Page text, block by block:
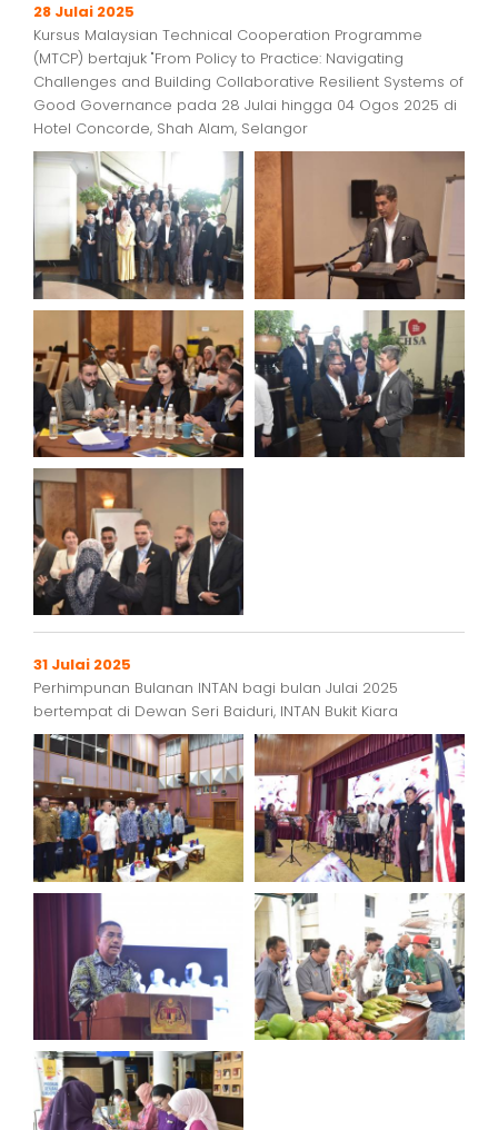
28 Julai 2025
Kursus Malaysian Technical Cooperation Programme
(MTCP) bertajuk "From Policy to Practice: Navigating
Challenges and Building Collaborative Resilient Systems of
Good Governance pada 28 Julai hingga 04 Ogos 2025 di
Hotel Concorde, Shah Alam, Selangor
31 Julai 2025
Perhimpunan Bulanan INTAN bagi bulan Julai 2025
bertempat di Dewan Seri Baiduri, INTAN Bukit Kiara